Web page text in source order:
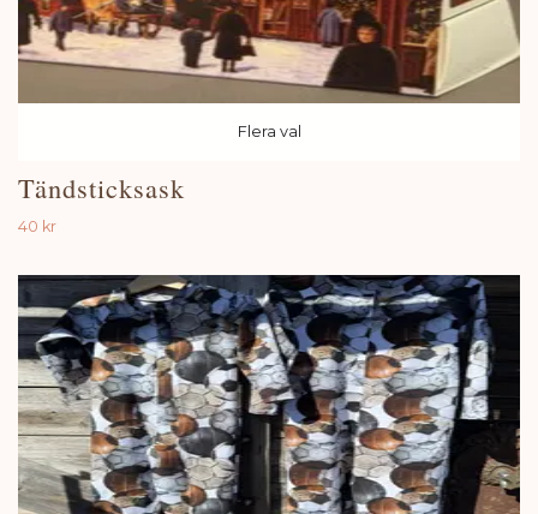
Flera val
Tändsticksask
40 kr